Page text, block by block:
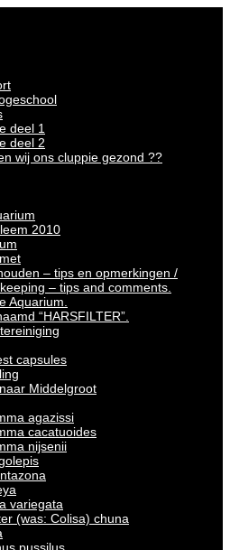
deel 1
deel 2
wij ons cluppie gezond ??
2010
– tips en opmerkingen /
– tips and comments.
Aquarium.
“HARSFILTER”.
capsules
Middelgroot
agazissi
cacatuoides
nijsenii
variegata
(was: Colisa) chuna